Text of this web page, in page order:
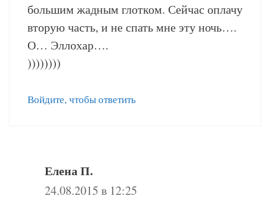
большим жадным глотком. Сейчас оплачу
вторую часть, и не спать мне эту ночь….
О… Эллохар….
))))))))
Войдите, чтобы ответить
Елена П.
24.08.2015 в 12:25